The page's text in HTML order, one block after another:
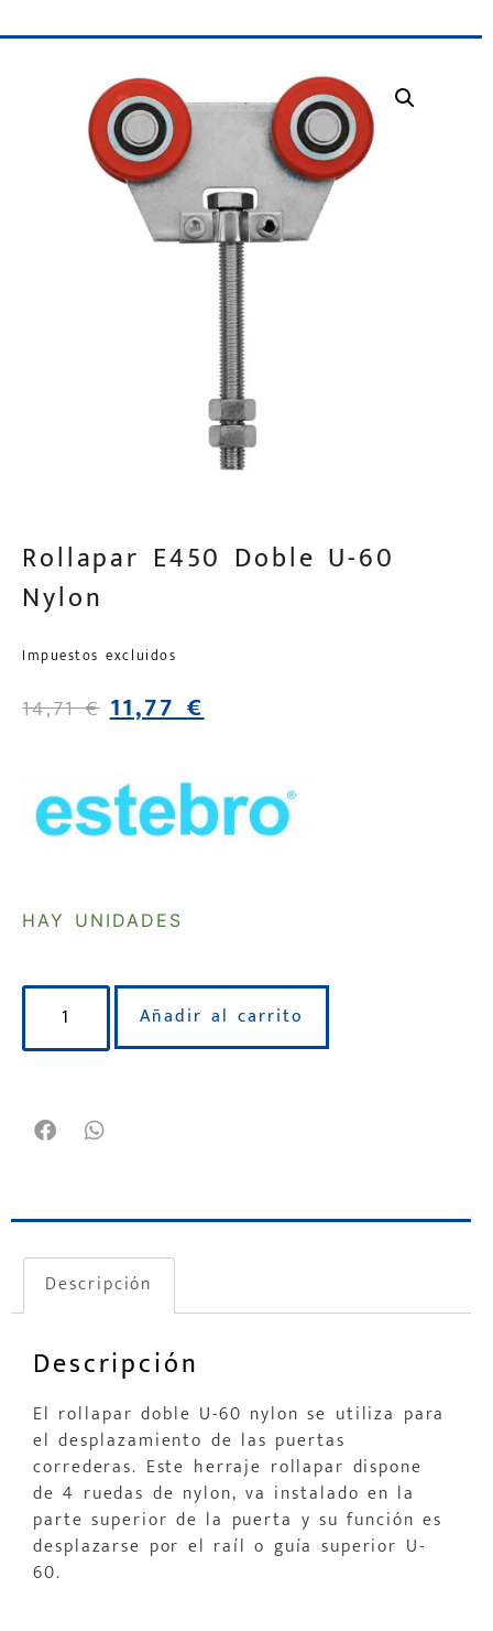
Rollapar E450 Doble U-60
Nylon
Impuestos excluidos
14,71€ 11,77€
HAY UNIDADES
Añadir al carrito
Descripción
Descripción
El rollapar doble U-60 nylon se utiliza para
el desplazamiento de las puertas
correderas. Este herraje rollapar dispone
de 4 ruedas de nylon, va instalado en la
parte superior de la puerta y su función es
desplazarse por el raíl o guía superior U-
60.